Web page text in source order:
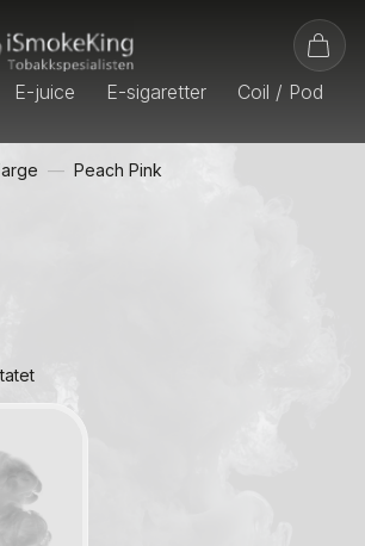
E-juice E-sigaretter Coil / Pod
Peach Pink